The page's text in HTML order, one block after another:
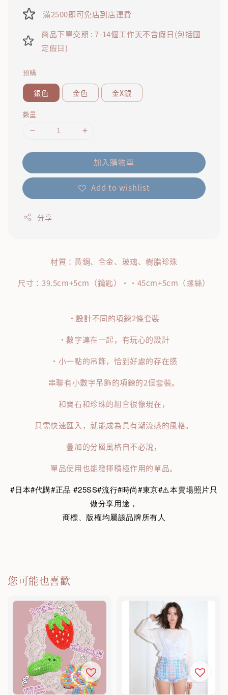
滿2500即可免店到店運費
商品下單交期 : 7-14個工作天不含假日(包括國
定假日)
預購
銀色 金色 金X銀
數量
加入購物車
Add to wishlist
分享
材質：黃銅、合金、玻璃、樹脂珍珠
尺寸：39.5cm+5cm（鑰匙）・・45cm+5cm（螺絲）
・設計不同的項鍊2條套裝
・數字連在一起，有玩心的設計
・小一點的吊飾，恰到好處的存在感
串聯有小數字吊飾的項鍊的2個套裝。
和寶石和珍珠的組合很像現在，
只需快速匯入，就能成為具有潮流感的風格。
疊加的分層風格自不必說，
單品使用也能發揮積極作用的單品。
#日本#代購#正品 #25SS#流行#時尚#東京#⚠️本賣場照片只
做分享用途，
商標、版權均屬該品牌所有人
您可能也喜歡